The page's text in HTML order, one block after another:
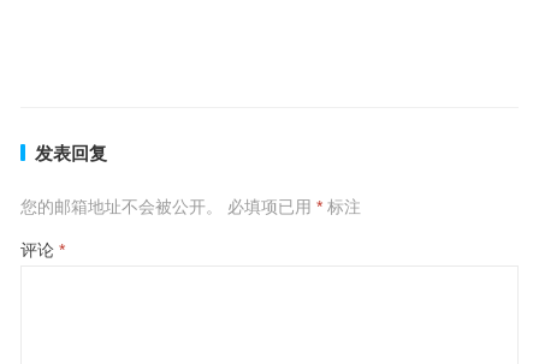
发表回复
您的邮箱地址不会被公开。 必填项已用 *标注
评论 *